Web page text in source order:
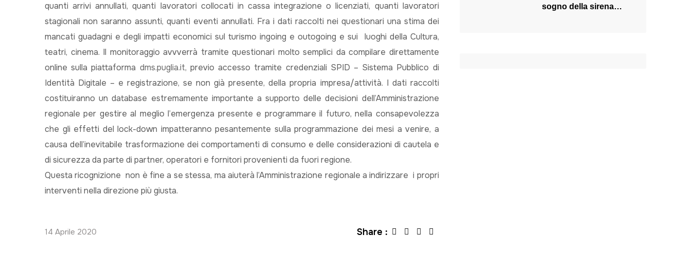
quanti arrivi annullati, quanti lavoratori collocati in cassa integrazione o licenziati, quanti lavoratori
stagionali non saranno assunti, quanti eventi annullati. Fra i dati raccolti nei questionari una stima dei
mancati guadagni e degli impatti economici sul turismo ingoing e outogoing e sui luoghi della Cultura,
teatri, cinema. Il monitoraggio avvverrà tramite questionari molto semplici da compilare direttamente
online sulla piattaforma dms.puglia.it, previo accesso tramite credenziali SPID – Sistema Pubblico di
Identità Digitale – e registrazione, se non già presente, della propria impresa/attività. I dati raccolti
costituiranno un database estremamente importante a supporto delle decisioni dell’Amministrazione
regionale per gestire al meglio l’emergenza presente e programmare il futuro, nella consapevolezza
che gli effetti del lock-down impatteranno pesantemente sulla programmazione dei mesi a venire, a
causa dell’inevitabile trasformazione dei comportamenti di consumo e delle considerazioni di cautela e
di sicurezza da parte di partner, operatori e fornitori provenienti da fuori regione.
Questa ricognizione non è fine a se stessa, ma aiuterà l’Amministrazione regionale a indirizzare i propri
interventi nella direzione più giusta.
14 Aprile 2020 Share :
sogno della sirena